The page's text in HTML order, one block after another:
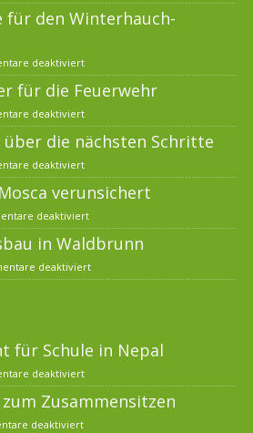
den Winterhauch-
deaktiviert
für die Feuerwehr
deaktiviert
die nächsten Schritte
deaktiviert
verunsichert
deaktiviert
in Waldbrunn
deaktiviert
für Schule in Nepal
deaktiviert
Zusammensitzen
deaktiviert